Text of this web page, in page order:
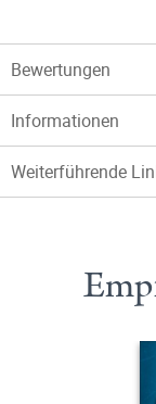
Bewertungen
Informationen
Weiterführende